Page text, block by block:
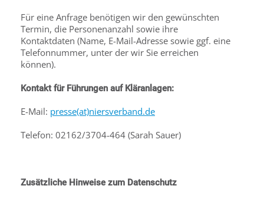
Für eine Anfrage benötigen wir den gewünschten
Termin, die Personenanzahl sowie ihre
Kontaktdaten (Name, E-Mail-Adresse sowie ggf. eine
Telefonnummer, unter der wir Sie erreichen
können).
Kontakt für Führungen auf Kläranlagen:
E-Mail: presse(at)niersverband.de
Telefon: 02162/3704-464 (Sarah Sauer)
Zusätzliche Hinweise zum Datenschutz